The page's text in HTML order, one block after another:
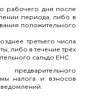
рабочего дня после
периода, либо в
положительного
третьего числа
либо в течение трёх
сальдо ЕНС.
налога и взносов